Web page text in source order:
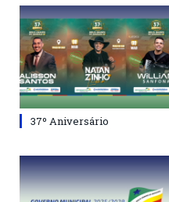
37º Aniversário